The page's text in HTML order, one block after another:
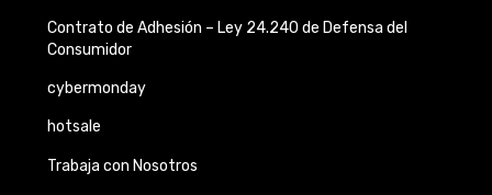
Contrato de Adhesión – Ley 24.240 de Defensa del
Consumidor
cybermonday
hotsale
Trabaja con Nosotros